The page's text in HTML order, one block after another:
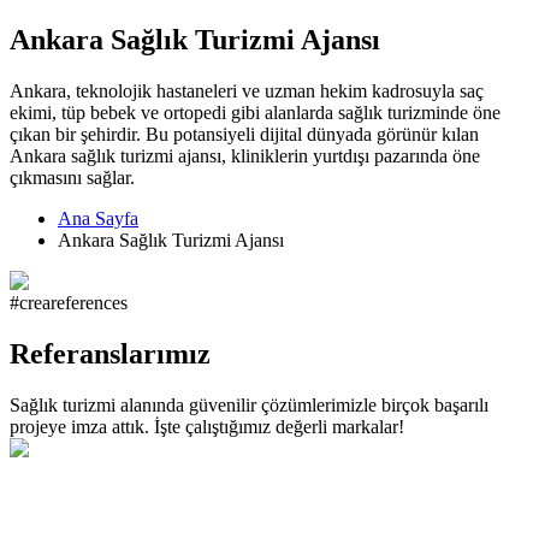
Ankara Sağlık Turizmi Ajansı
Ankara, teknolojik hastaneleri ve uzman hekim kadrosuyla saç
ekimi, tüp bebek ve ortopedi gibi alanlarda sağlık turizminde öne
çıkan bir şehirdir. Bu potansiyeli dijital dünyada görünür kılan
Ankara sağlık turizmi ajansı, kliniklerin yurtdışı pazarında öne
çıkmasını sağlar.
Ana Sayfa
Ankara Sağlık Turizmi Ajansı
#creareferences
Referanslarımız
Sağlık turizmi alanında güvenilir çözümlerimizle birçok başarılı
projeye imza attık. İşte çalıştığımız değerli markalar!